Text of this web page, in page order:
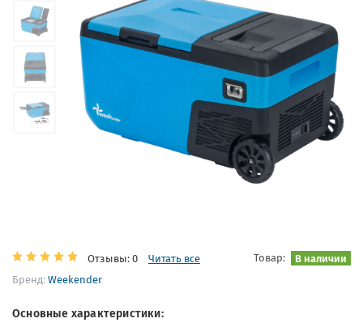
Отзывы: 0 Читать все Товар: В наличии
Бренд:Weekender
Основные характеристики: